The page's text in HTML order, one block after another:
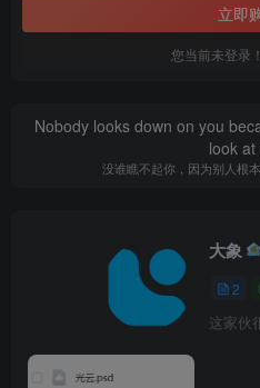
立即
您当前未登录
Nobody looks down on you
look at
没谁瞧不起你，因为别人根
大象
2
这家伙